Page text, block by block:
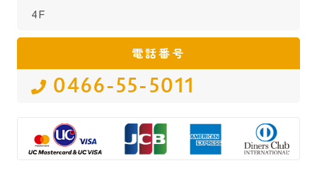
4F
電話番号
0466-55-5011